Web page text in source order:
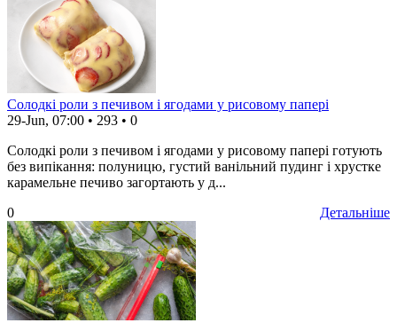
Солодкі роли з печивом і ягодами у рисовому папері
29-Jun, 07:00 • 293 • 0
Солодкі роли з печивом і ягодами у рисовому папері готують
без випікання: полуницю, густий ванільний пудинг і хрустке
карамельне печиво загортають у д...
Детальніше
0